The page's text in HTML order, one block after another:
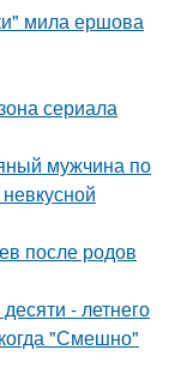
мила ершова
сериала
мужчина по
после родов
- летнего
"Смешно"